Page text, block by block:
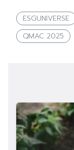
ESGUNIVERSE
QMAC 2025